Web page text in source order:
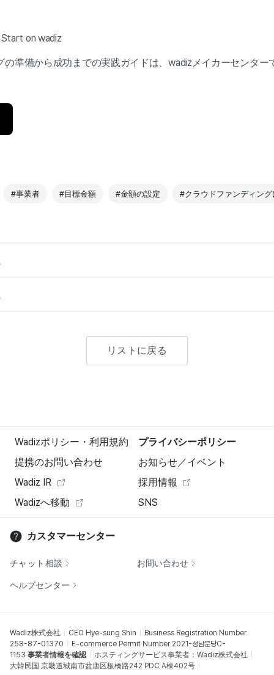
on wadiz
の準備から成功までの実践ガイドは、wadizメイカーセンター
#事業者 #目標金額 #金額の設定 #クラウドファンディン
リストに戻る
Wadizポリシー・利用規約
プライバシーポリシー
提携のお問い合わせ
お知らせ／イベント
Wadiz IR
採用情報
Wadizへ移動
SNS
カスタマーセンター
チャット相談 お問い合わせ
ヘルプセンター
Wadiz株式会社 CEO Hye-sung Shin
Business Registration Number
258-87-01370
E-commerce Permit Number 2021-성남분당C-
1153 事業者情報を確認
ホスティングサービス事業者：Wadiz株式会社
大韓民国 京畿道城南市盆唐区板橋路242 PDC A棟402号